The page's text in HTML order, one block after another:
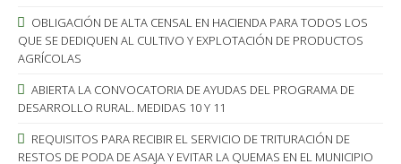
OBLIGACIÓN DE ALTA CENSAL EN HACIENDA PARA TODOS LOS
QUE SE DEDIQUEN AL CULTIVO Y EXPLOTACIÓN DE PRODUCTOS
AGRÍCOLAS
ABIERTA LA CONVOCATORIA DE AYUDAS DEL PROGRAMA DE
DESARROLLO RURAL. MEDIDAS 10 Y 11
REQUISITOS PARA RECIBIR EL SERVICIO DE TRITURACIÓN DE
RESTOS DE PODA DE ASAJA Y EVITAR LA QUEMAS EN EL MUNICIPIO